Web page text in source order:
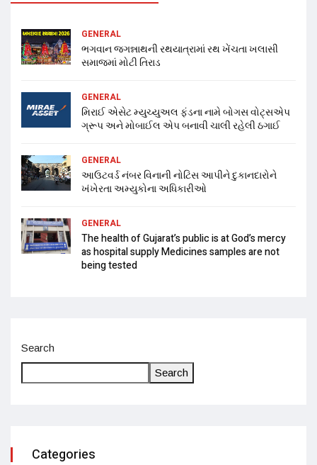
GENERAL
ભગવાન જગન્નાથની રથયાત્રામાં રથ ખેંચતા ખલાસી
સમાજમાં મોટી તિરાડ
GENERAL
મિરાઈ એસેટ મ્યુચ્યુઅલ ફંડના નામે બોગસ વોટ્સએપ
ગ્રૂપ અને મોબાઈલ એપ બનાવી ચાલી રહેલી ઠગાઈ
GENERAL
આઉટવર્ડ નંબર વિનાની નોટિસ આપીને દુકાનદારોને
ખંખેરતા અમ્યુકોના અધિકારીઓ
GENERAL
The health of Gujarat’s public is at God’s mercy
as hospital supply Medicines samples are not
being tested
Search
Search
Categories